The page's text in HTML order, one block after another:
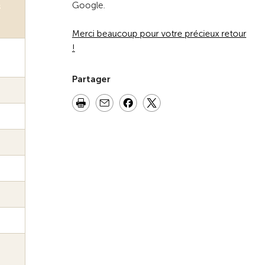
Google.
Merci beaucoup pour votre précieux retour
!
Partager